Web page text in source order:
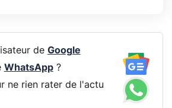
de Google
WhatsApp?
ne rien rater de l'actu